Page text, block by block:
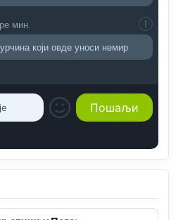
мин.
који овде уноси немир